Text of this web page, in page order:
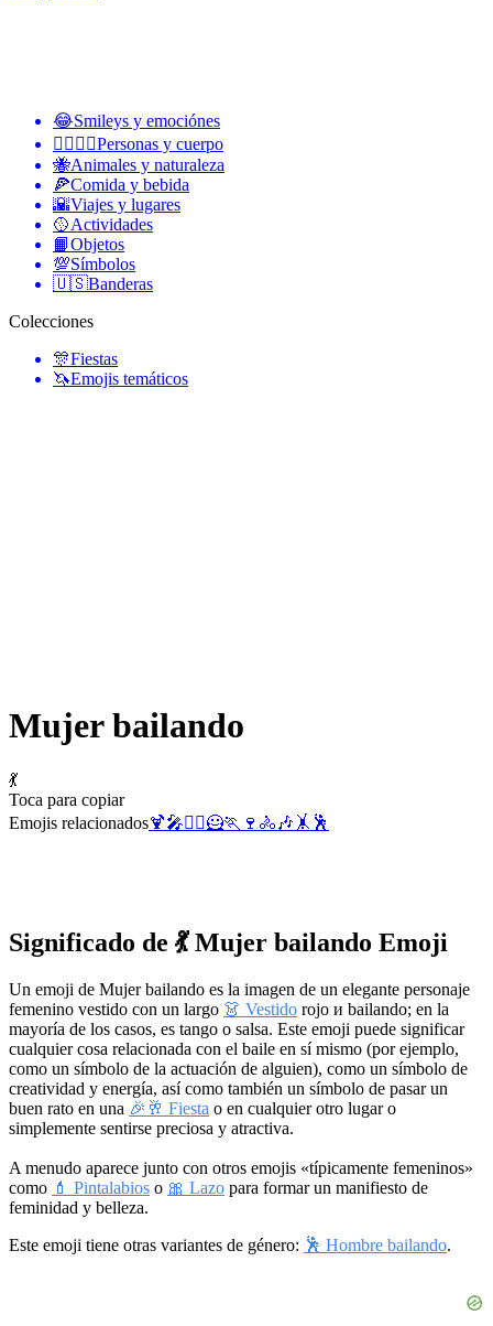
😂Smileys y emociónes
👩‍❤️‍💋‍👨Personas y cuerpo
🐝Animales y naturaleza
🍕Comida y bebida
🌇Viajes y lugares
🥎Actividades
📙Objetos
💯Símbolos
🇺🇸Banderas
Colecciones
🎊Fiestas
🦄Emojis temáticos
Mujer bailando
💃
Toca para copiar
Emojis relacionados🍹🎤🧘‍♀️🦸🏃 🍷 🚴 🎶 🤸 🕺
Significado de 💃 Mujer bailando Emoji
Un emoji de Mujer bailando es la imagen de un elegante personaje
femenino vestido con un largo 👗 Vestido rojo и bailando; en la
mayoría de los casos, es tango o salsa. Este emoji puede significar
cualquier cosa relacionada con el baile en sí mismo (por ejemplo,
como un símbolo de la actuación de alguien), como un símbolo de
creatividad y energía, así como también un símbolo de pasar un
buen rato en una 🎉🥂 Fiesta o en cualquier otro lugar o
simplemente sentirse preciosa y atractiva.
A menudo aparece junto con otros emojis «típicamente femeninos»
como 💄 Pintalabios o 🎀 Lazo para formar un manifiesto de
feminidad y belleza.
Este emoji tiene otras variantes de género: 🕺 Hombre bailando.